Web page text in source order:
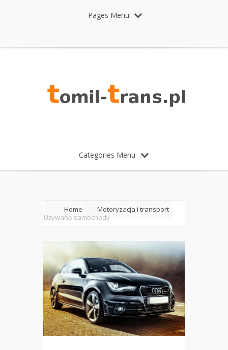
Pages Menu
Categories Menu
Home
Motoryzacja i transport
Używane samochody